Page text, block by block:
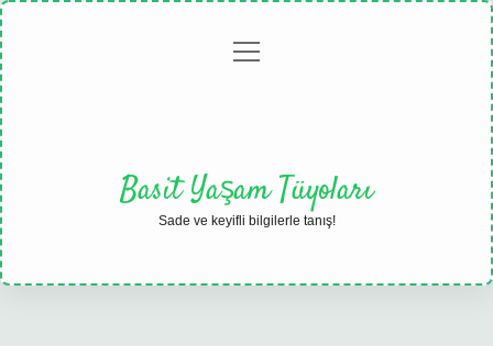
Gizlilikmenüyü
Basit Yaşam Tüyoları
Sade ve keyifli bilgilerle tanış!